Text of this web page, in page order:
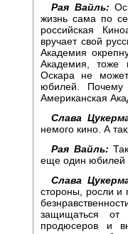
Рая Вайль:
жизнь сама по
российская
вручает свой
Академия
Академия, тоже
Оскара не
юбилей.
Американская
Слава
немого кино. А
Рая Вайль:
еще один юбилей
Слава
стороны, росли и
защищаться от
продюсеров и